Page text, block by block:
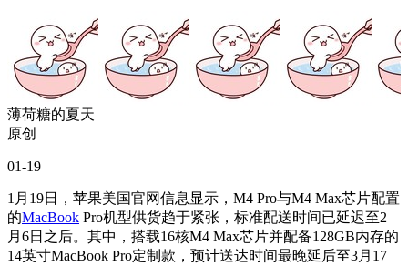
薄荷糖的夏天
原创
01-19
1月19日，苹果美国官网信息显示，M4 Pro与M4 Max芯片配置
的MacBook Pro机型供货趋于紧张，标准配送时间已延迟至2
月6日之后。其中，搭载16核M4 Max芯片并配备128GB内存的
14英寸MacBook Pro定制款，预计送达时间最晚延后至3月17